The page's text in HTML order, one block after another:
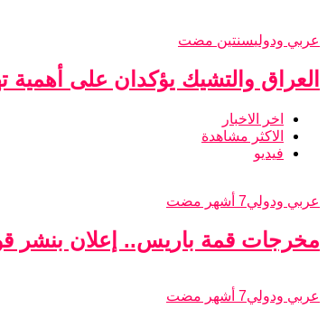
عربي ودوليسنتين مضت
العراق والتشيك يؤكدان على أهمية
اخر الاخبار
الاكثر مشاهدة
فيديو
عربي ودولي7 أشهر مضت
مخرجات قمة باريس.. إعلان بنشر
عربي ودولي7 أشهر مضت